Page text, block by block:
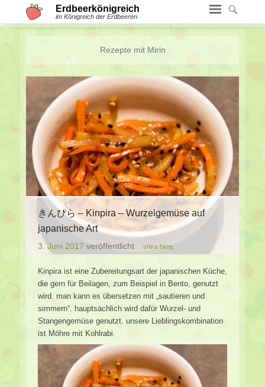
Erdbeerkönigreich
im Königreich der Erdbeeren
Rezepte mit Mirin
きんぴら – Kinpira – Wurzelgemüse auf
japanische Art
3. Juni 2017 veröffentlicht shira-hime
Kinpira ist eine Zubereitungsart der japanischen Küche,
die gern für Beilagen, zum Beispiel in Bento, genutzt
wird. man kann es übersetzen mit „sautieren und
simmern“. hauptsächlich wird dafür Wurzel- und
Stangengemüse genutzt. unsere Lieblingskombination
ist Möhre mit Kohlrabi.